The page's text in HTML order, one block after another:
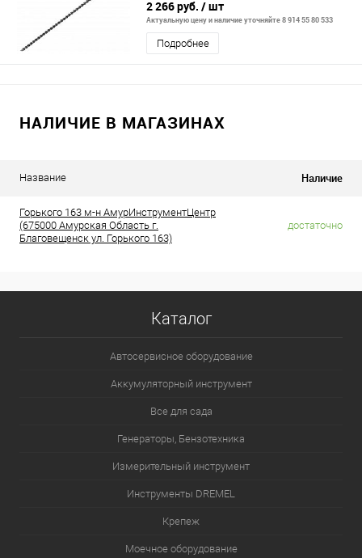
2 266 руб. / шт
Актуальную цену и наличие уточняйте 8 914 55 80 533
Подробнее
НАЛИЧИЕ В МАГАЗИНАХ
Название Наличие
Горького 163 м-н АмурИнструментЦентр
(675000 Амурская Область г.
Благовещенск ул. Горького 163)
достаточно
Каталог
Автосервисное оборудование
Аккумуляторный инструмент
Все для сада
Генераторы, Бензотехника
Измерительный инструмент
Инструменты DREMEL
Крепеж
Моечное оборудование